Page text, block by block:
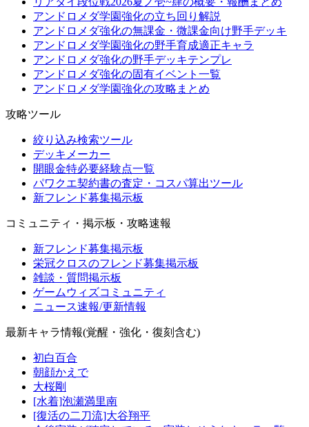
アンドロメダ学園強化の立ち回り解説
アンドロメダ強化の無課金・微課金向け野手デッキ
アンドロメダ学園強化の野手育成適正キャラ
アンドロメダ強化の野手デッキテンプレ
アンドロメダ強化の固有イベント一覧
アンドロメダ学園強化の攻略まとめ
攻略ツール
絞り込み検索ツール
デッキメーカー
開眼金特必要経験点一覧
パワクエ契約書の査定・コスパ算出ツール
新フレンド募集掲示板
コミュニティ・掲示板・攻略速報
新フレンド募集掲示板
栄冠クロスのフレンド募集掲示板
雑談・質問掲示板
ゲームウィズコミュニティ
ニュース速報/更新情報
最新キャラ情報(覚醒・強化・復刻含む)
初白百合
朝顔かえで
大桜剛
[水着]泡瀬満里南
[復活の二刀流]大谷翔平